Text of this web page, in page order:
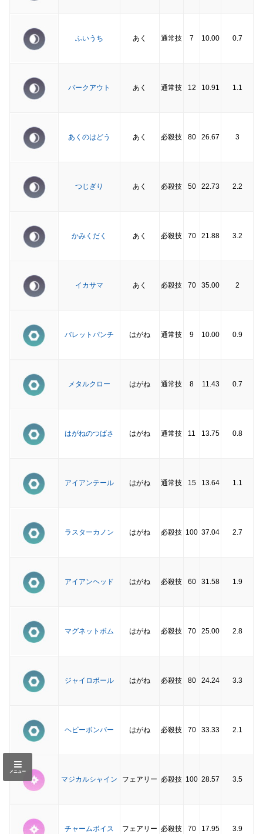
ふいうち あく 通常技 7 10.00 0.7
バークアウト あく 通常技 12 10.91 1.1
あくのはどう あく 必殺技 80 26.67 3
つじぎり あく 必殺技 50 22.73 2.2
かみくだく あく 必殺技 70 21.88 3.2
イカサマ あく 必殺技 70 35.00 2
バレットパンチ はがね 通常技 9 10.00 0.9
メタルクロー はがね 通常技 8 11.43 0.7
はがねのつばさ はがね 通常技 11 13.75 0.8
アイアンテール はがね 通常技 15 13.64 1.1
ラスターカノン はがね 必殺技 100 37.04 2.7
アイアンヘッド はがね 必殺技 60 31.58 1.9
マグネットボム はがね 必殺技 70 25.00 2.8
ジャイロボール はがね 必殺技 80 24.24 3.3
ヘビーボンバー はがね 必殺技 70 33.33 2.1
マジカルシャイン フェアリー 必殺技 100 28.57 3.5
チャームボイス フェアリー 必殺技 70 17.95 3.9
メニュー